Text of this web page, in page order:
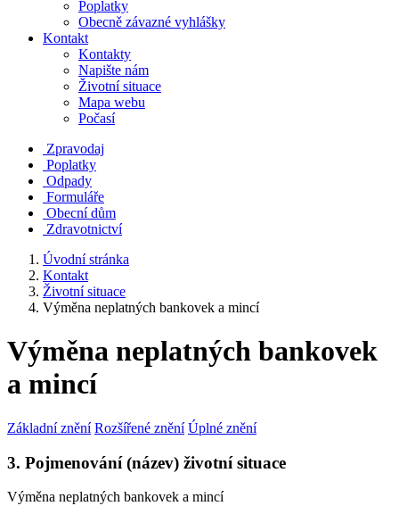
Poplatky
Obecně závazné vyhlášky
Kontakt
Kontakty
Napište nám
Životní situace
Mapa webu
Počasí
Zpravodaj
Poplatky
Odpady
Formuláře
Obecní dům
Zdravotnictví
Úvodní stránka
Kontakt
Životní situace
Výměna neplatných bankovek a mincí
Výměna neplatných bankovek
a mincí
Základní znění Rozšířené znění Úplné znění
3. Pojmenování (název) životní situace
Výměna neplatných bankovek a mincí